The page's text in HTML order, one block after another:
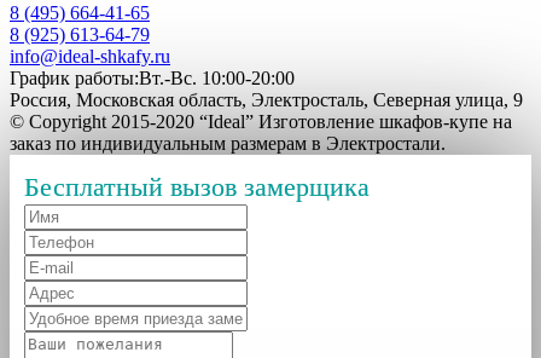
8 (495) 664-41-65
8 (925) 613-64-79
info@ideal-shkafy.ru
График работы:Вт.-Вс. 10:00-20:00
Россия, Московская область, Электросталь, Северная улица, 9
© Copyright 2015-2020 “Ideal” Изготовление шкафов-купе на
заказ по индивидуальным размерам в Электростали.
Бесплатный вызов замерщика